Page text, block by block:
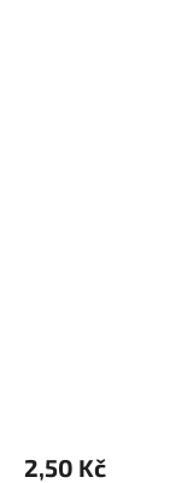
2,50 Kč